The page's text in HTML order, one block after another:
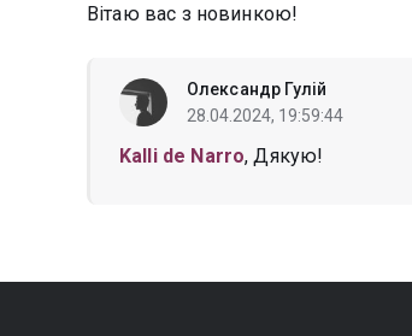
Вітаю вас з новинкою!
Олександр Гулій
28.04.2024, 19:59:44
Kalli de Narro, Дякую!